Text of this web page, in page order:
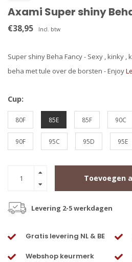
Axami Super shiny
€38,95 Incl. btw
Super shiny Beha Fancy - Sexy , kinky ,
beha met tule over de borsten - Enjoy
Cup:
80F 85E 85F 90C
90F 95C 95D 95E
Toevoegen
Levering 2-5 werkdagen
Gratis levering NL & BE
Webshop keurmerk